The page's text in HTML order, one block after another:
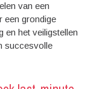
van een
een grondige
en het veiligstellen
succesvolle